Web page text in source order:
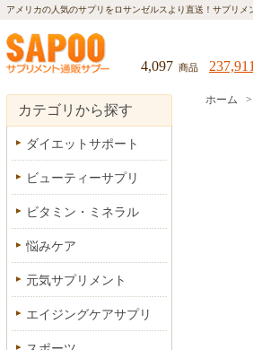
アメリカの人気のサプリをロサンゼルスより直送！ サプリメ
4,097 商品 237,911
ホーム
カテゴリから探す
ダイエットサポート
ビューティーサプリ
ビタミン・ミネラル
悩みケア
元気サプリメント
エイジングケアサプリ